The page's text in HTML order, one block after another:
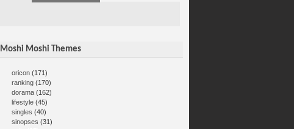
Moshi Moshi Themes
oricon (171)
ranking (170)
dorama (162)
lifestyle (45)
singles (40)
sinopses (31)